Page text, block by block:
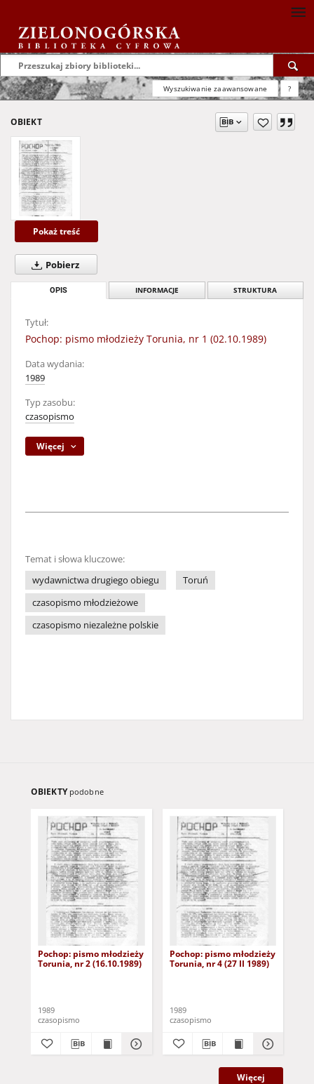
Wyszukiwanie zaawansowane ?
OBIEKT
Pokaż treść
Pobierz
OPIS INFORMACJE STRUKTURA
Tytuł:
Pochop: pismo młodzieży Torunia, nr 1 (02.10.1989)
Data wydania:
1989
Typ zasobu:
czasopismo
Więcej
Temat i słowa kluczowe:
wydawnictwa drugiego obiegu
Toruń
czasopismo młodzieżowe
czasopismo niezależne polskie
OBIEKTY podobne
Pochop: pismo młodzieży
Torunia, nr 2 (16.10.1989)
1989
czasopismo
Pochop: pismo młodzieży
Torunia, nr 4 (27 II 1989)
1989
czasopismo
Więcej